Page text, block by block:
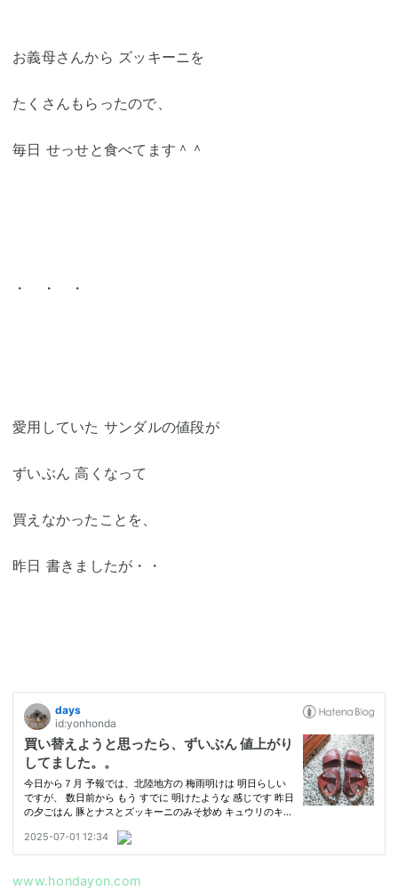
お義母さんから ズッキーニを
たくさんもらったので、
毎日 せっせと食べてます＾＾
・ ・ ・
愛用していた サンダルの値段が
ずいぶん 高くなって
買えなかったことを、
昨日 書きましたが・・
www.hondayon.com